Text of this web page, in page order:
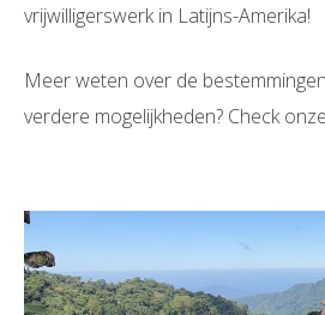
vrijwilligerswerk in Latijns-Amerika!
Meer weten over de
verdere mogelijkheden? Check onze